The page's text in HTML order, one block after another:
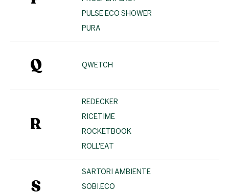
PULSE ECO SHOWER
PURA
Q QWETCH
R
REDECKER
RICETIME
ROCKETBOOK
ROLL'EAT
S
SARTORI AMBIENTE
SOBI.ECO